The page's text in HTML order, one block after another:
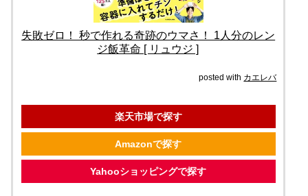
失敗ゼロ！ 秒で作れる奇跡のウマさ！ 1人分のレン
ジ飯革命 [ リュウジ ]
posted with カエレバ
楽天市場で探す
Amazonで探す
Yahooショッピングで探す